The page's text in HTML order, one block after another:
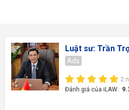
Luật sư: Trần
Ads
2
Đánh giá của iLAW: